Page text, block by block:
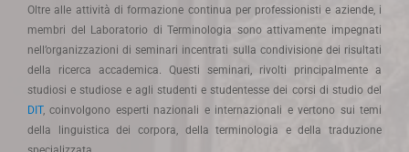
Oltre alle attività di formazione continua per professionisti e aziende, i
membri del Laboratorio di Terminologia sono attivamente impegnati
nell’organizzazioni di seminari incentrati sulla condivisione dei risultati
della ricerca accademica. Questi seminari, rivolti principalmente a
studiosi e studiose e agli studenti e studentesse dei corsi di studio del
DIT, coinvolgono esperti nazionali e internazionali e vertono sui temi
della linguistica dei corpora, della terminologia e della traduzione